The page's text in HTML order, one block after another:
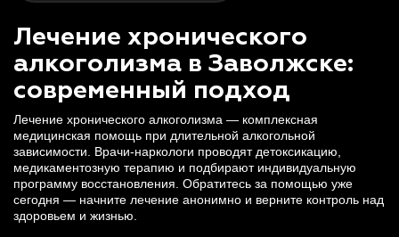
Лечение хронического
алкоголизма в Заволжске:
современный подход
Лечение хронического алкоголизма — комплексная
медицинская помощь при длительной алкогольной
зависимости. Врачи-наркологи проводят детоксикацию,
медикаментозную терапию и подбирают индивидуальную
программу восстановления. Обратитесь за помощью уже
сегодня — начните лечение анонимно и верните контроль над
здоровьем и жизнью.